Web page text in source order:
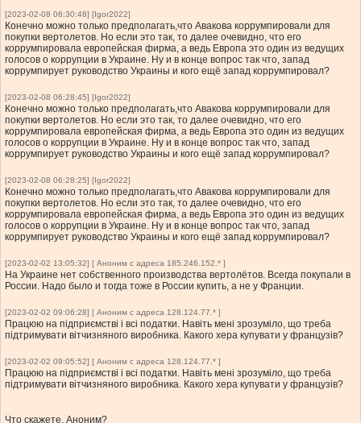
[2023-02-08 06:30:48] [Igor2022]
Конечно можно только предполагать,что Авакова коррумпировали для
покупки вертолетов. Но если это так, то далее очевидно, что его
коррумпировала европейская фирма, а ведь Европа это один из ведущих
голосов о коррупции в Украине. Ну и в конце вопрос так что, запад
коррумпирует руководство Украины и кого ещё запад коррумпировал?
[2023-02-08 06:28:45] [Igor2022]
Конечно можно только предполагать,что Авакова коррумпировали для
покупки вертолетов. Но если это так, то далее очевидно, что его
коррумпировала европейская фирма, а ведь Европа это один из ведущих
голосов о коррупции в Украине. Ну и в конце вопрос так что, запад
коррумпирует руководство Украины и кого ещё запад коррумпировал?
[2023-02-08 06:28:25] [Igor2022]
Конечно можно только предполагать,что Авакова коррумпировали для
покупки вертолетов. Но если это так, то далее очевидно, что его
коррумпировала европейская фирма, а ведь Европа это один из ведущих
голосов о коррупции в Украине. Ну и в конце вопрос так что, запад
коррумпирует руководство Украины и кого ещё запад коррумпировал?
[2023-02-02 13:05:32] [ Аноним с адреса 185.246.152.* ]
На Украине нет собственного производства вертолётов. Всегда покупали в
России. Надо было и тогда тоже в России купить, а не у Франции.
[2023-02-02 09:06:28] [ Аноним с адреса 128.124.77.* ]
Працюю на підприємстві і всі податки. Навіть мені зрозуміло, що треба
підтримувати вітчизняного виробника. Какого хера купувати у французів?
[2023-02-02 09:05:52] [ Аноним с адреса 128.124.77.* ]
Працюю на підприємстві і всі податки. Навіть мені зрозуміло, що треба
підтримувати вітчизняного виробника. Какого хера купувати у французів?
Что скажете, Аноним?